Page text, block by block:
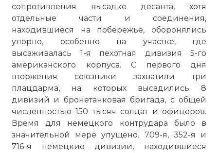
сопротивления высадке десанта, хотя
отдельные части и соединения,
находившиеся на побережье, оборонялись
упорно, особенно на участке, где
высаживалась 1-я пехотная дивизия 5-го
американского корпуса. С первого дня
вторжения союзники захватили три
плацдарма, на которых высадились 8
дивизий и бронетанковая бригада, с общей
численностью 150 тысяч солдат и офицеров.
Время для немецкого контрудара было в
значительной мере упущено. 709-я, 352-я и
716-я немецкие дивизии, находившиеся